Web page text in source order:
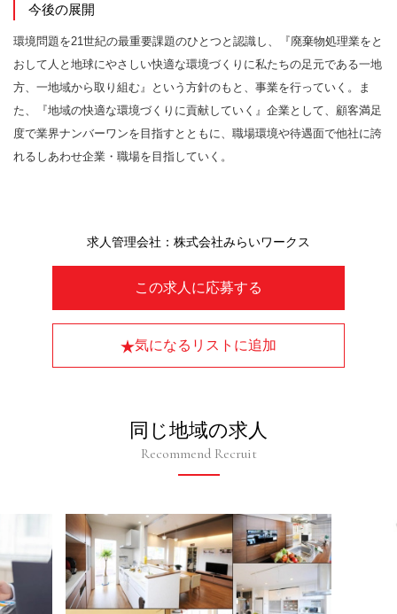
今後の展開
環境問題を21世紀の最重要課題のひとつと認識し、『廃棄物処理業をと
おして人と地球にやさしい快適な環境づくりに私たちの足元である一地
方、一地域から取り組む』という方針のもと、事業を行っていく。ま
た、『地域の快適な環境づくりに貢献していく』企業として、顧客満足
度で業界ナンバーワンを目指すとともに、職場環境や待遇面で他社に誇
れるしあわせ企業・職場を目指していく。
この求人に応募する
気になるリストに追加
求人管理会社：株式会社みらいワークス
同じ地域の求人
Recommend Recruit